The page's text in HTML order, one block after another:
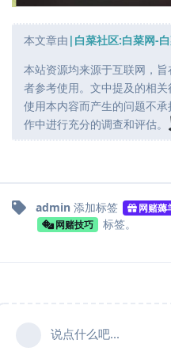
本文章由 |白菜社区:白菜网-
本站资源均来源于互联网，
者参考使用。文中提及的相
使用本内容而产生的问题不
作中进行充分的调查和评估。
admin 添加标签 网赌薅
网赌技巧 标签。
说点什么吧...